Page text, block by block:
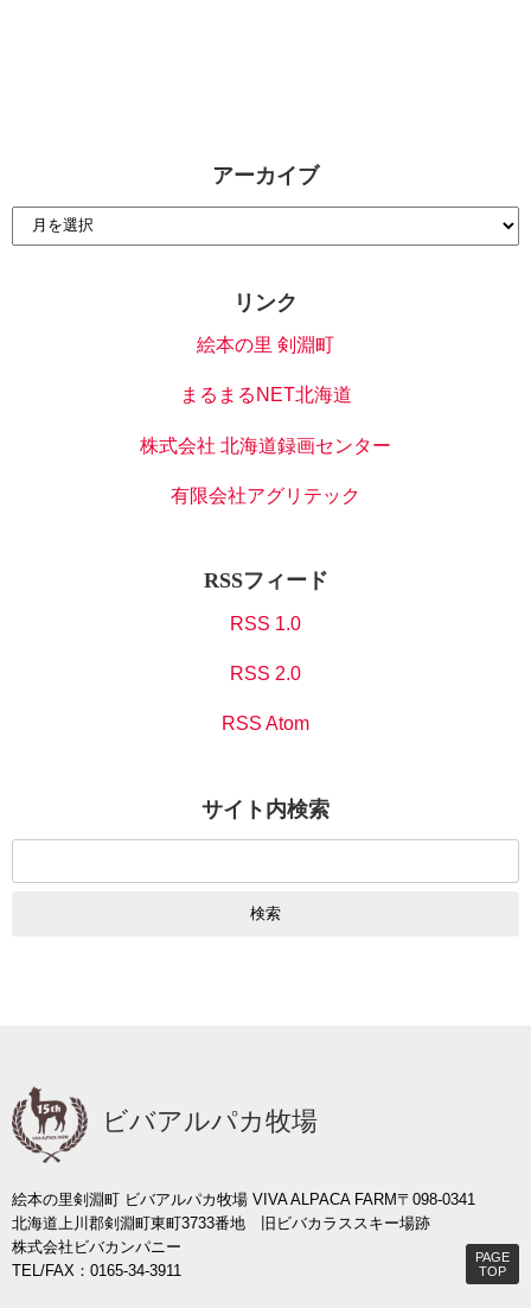
アーカイブ
リンク
絵本の里 剣淵町
まるまるNET北海道
株式会社 北海道録画センター
有限会社アグリテック
RSSフィード
RSS 1.0
RSS 2.0
RSS Atom
サイト内検索
ビバアルパカ牧場
絵本の里剣淵町 ビバアルパカ牧場 VIVA ALPACA FARM〒098-0341
北海道上川郡剣淵町東町3733番地 旧ビバカラススキー場跡
株式会社ビバカンパニー
TEL/FAX：0165-34-3911
PAGE
TOP